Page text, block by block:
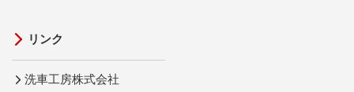
リンク
洗車工房株式会社